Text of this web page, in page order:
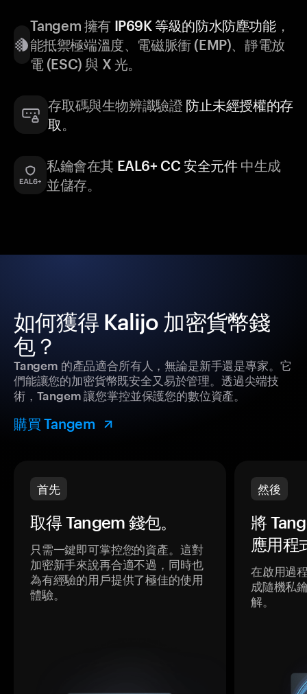
Tangem 擁有 IP69K 等級的防水防塵功能，
能抵禦極端溫度、電磁脈衝 (EMP)、靜電放
電 (ESC) 與 X 光。
存取碼與生物辨識驗證 防止未經授權的存
取 。
私鑰會在其 EAL6+ CC 安全元件中生成
並儲存。
如何獲得 Kalijo 加密貨幣錢
包？
Tangem 的產品適合所有人，無論是新手還是專家。它
們能讓您的加密貨幣既安全又易於管理。透過尖端技
術，Tangem 讓您掌控並保護您的數位資產。
購買 Tangem
首先
取得 Tangem 錢包。
只需一鍵即可掌控您的資產。這對
加密新手來說再合適不過，同時也
為有經驗的用戶提供了極佳的使用
體驗。
然後
將
應用程
在啟用過
成隨機私
解。